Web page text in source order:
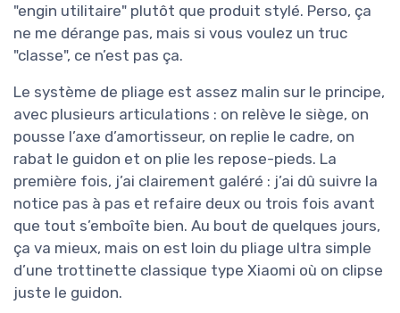
"engin utilitaire" plutôt que produit stylé. Perso, ça
ne me dérange pas, mais si vous voulez un truc
"classe", ce n’est pas ça.
Le système de pliage est assez malin sur le principe,
avec plusieurs articulations : on relève le siège, on
pousse l’axe d’amortisseur, on replie le cadre, on
rabat le guidon et on plie les repose-pieds. La
première fois, j’ai clairement galéré : j’ai dû suivre la
notice pas à pas et refaire deux ou trois fois avant
que tout s’emboîte bien. Au bout de quelques jours,
ça va mieux, mais on est loin du pliage ultra simple
d’une trottinette classique type Xiaomi où on clipse
juste le guidon.